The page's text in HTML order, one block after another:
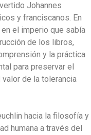
Johannes
y franciscanos. En
el imperio que sabía
de los libros,
y la práctica
para preservar el
de la tolerancia
hacia la filosofía y
humana a través del